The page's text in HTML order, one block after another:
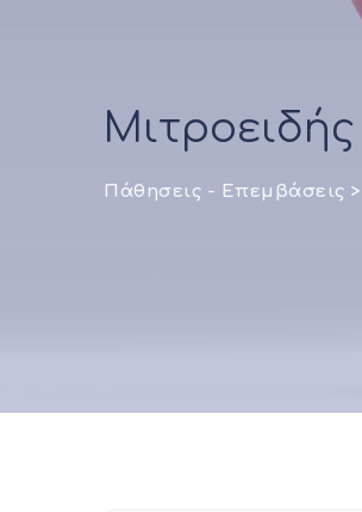
Πάθησεις - Επεμβάσεις >